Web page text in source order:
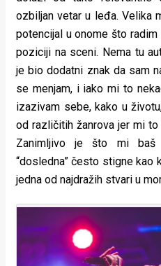
ozbiljan vetar u leđa. Velika
potencijal u onome što
poziciji na sceni. Nema tu
je bio dodatni znak da sam
se menjam, i iako mi to
izazivam sebe, kako u
od različitih žanrova jer mi
Zanimljivo je što mi
“dosledna” često stigne
jedna od najdražih stvari u